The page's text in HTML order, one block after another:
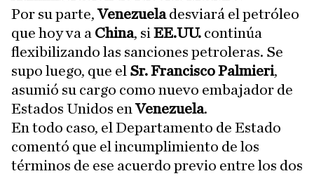
Por su parte,Venezueladesviará el petróleo
que hoy va a China, si EE.UU. continúa
flexibilizando las sanciones petroleras. Se
supo luego, que el Sr. Francisco Palmieri,
asumió su cargo como nuevo embajador de
Estados Unidos enVenezuela.
En todo caso, el Departamento de Estado
comentó que el incumplimiento de los
términos de ese acuerdo previo entre los dos